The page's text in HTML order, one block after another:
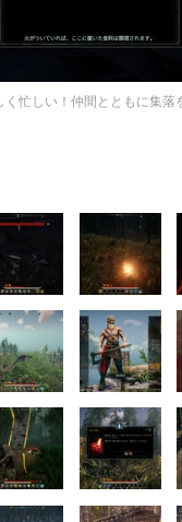
忙しい！仲間とともに集落